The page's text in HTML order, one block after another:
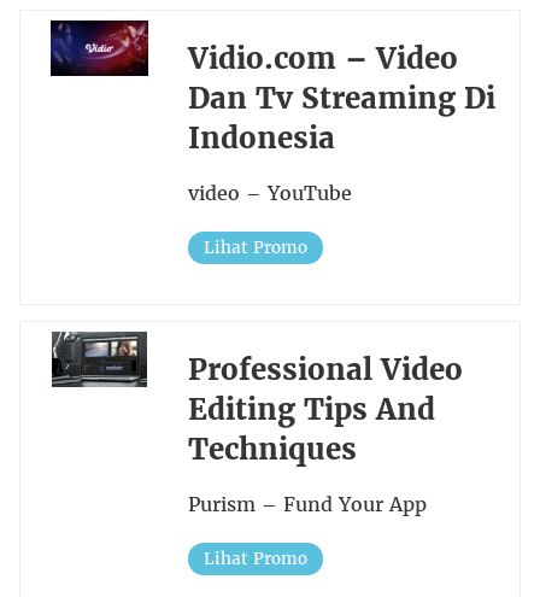
Vidio.com – Video
Dan Tv Streaming Di
Indonesia
video – YouTube
Lihat Promo
Professional Video
Editing Tips And
Techniques
Purism – Fund Your App
Lihat Promo